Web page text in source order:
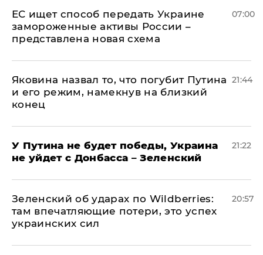
ЕС ищет способ передать Украине
замороженные активы России –
представлена новая схема
07:00
Яковина назвал то, что погубит Путина
и его режим, намекнув на близкий
конец
21:44
У Путина не будет победы, Украина
не уйдет с Донбасса – Зеленский
21:22
Зеленский об ударах по Wildberries:
там впечатляющие потери, это успех
украинских сил
20:57